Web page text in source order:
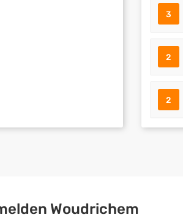
3
2
2
Woudrichem